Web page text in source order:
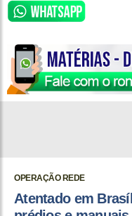
OPERAÇÃO REDE
Atentado em